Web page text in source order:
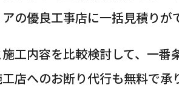
の優良工事店に一括見積りが
工内容を比較検討して、一番
店へのお断り代行も無料で承